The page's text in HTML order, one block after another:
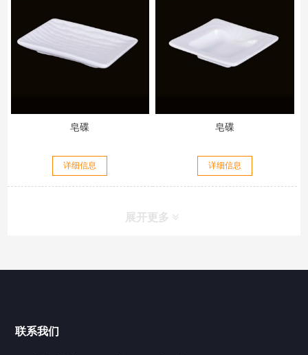
皂碟
详细信息
皂碟
详细信息
展开更多
联系我们